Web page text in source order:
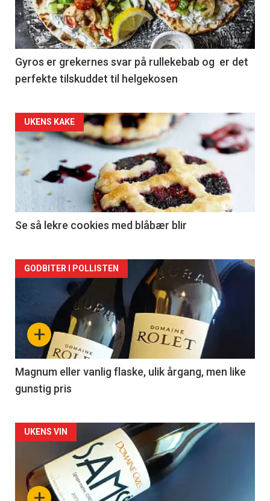
Gyros er grekernes svar på rullekebab og er det
perfekte tilskuddet til helgekosen
Forsiden
akkurat
nå
2
UKENS KAKE
Se så lekre cookies med blåbær blir
Forsiden
akkurat
nå
3
+
GODBITER I POLLISTEN
Magnum eller vanlig flaske, ulik årgang, men like
gunstig pris
Forsiden
akkurat
nå
UKENS VIN